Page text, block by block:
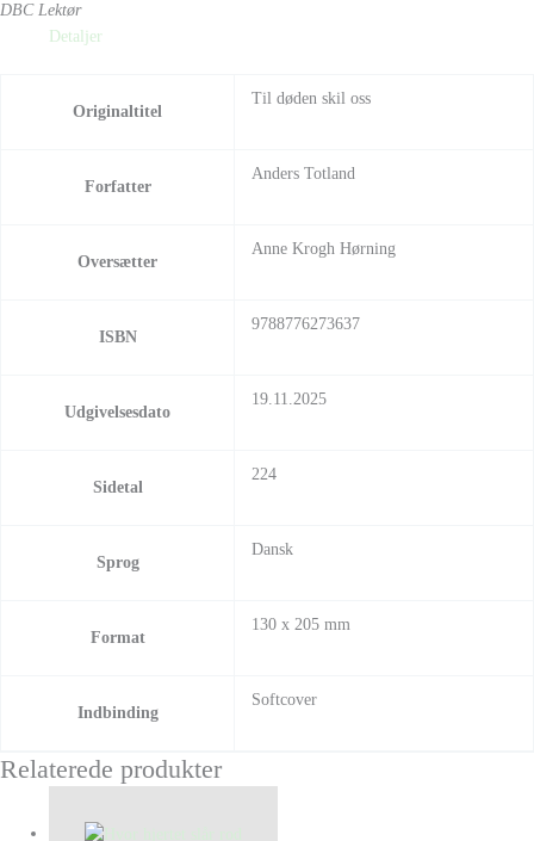
DBC Lektør
Detaljer
Originaltitel
Til døden skil oss
Forfatter
Anders Totland
Oversætter
Anne Krogh Hørning
ISBN
9788776273637
Udgivelsesdato
19.11.2025
Sidetal
224
Sprog
Dansk
Format
130 x 205 mm
Indbinding
Softcover
Relaterede produkter